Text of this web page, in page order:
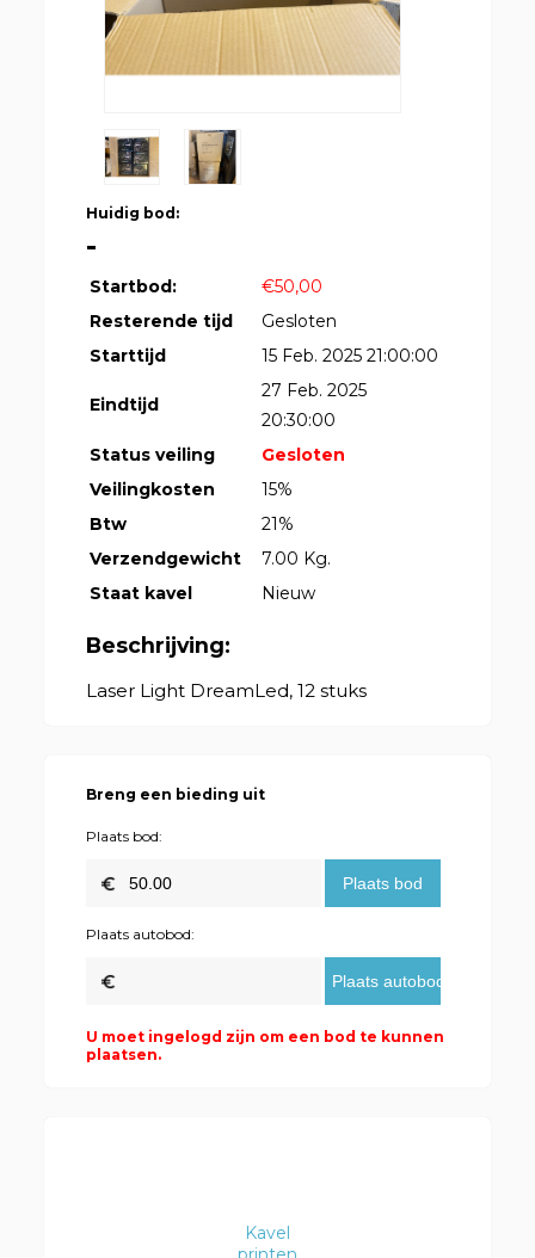
Huidig bod:
-
Startbod:
€50,00
Resterende tijd
Gesloten
Starttijd
15 Feb. 2025 21:00:00
Eindtijd
27 Feb. 2025
20:30:00
Status veiling
Gesloten
Veilingkosten
15%
Btw
21%
Verzendgewicht
7.00 Kg.
Staat kavel
Nieuw
Beschrijving:
Laser Light DreamLed, 12 stuks
Breng een bieding uit
Plaats bod:
Plaats autobod:
U moet ingelogd zijn om een bod te kunnen
plaatsen.
Kavel